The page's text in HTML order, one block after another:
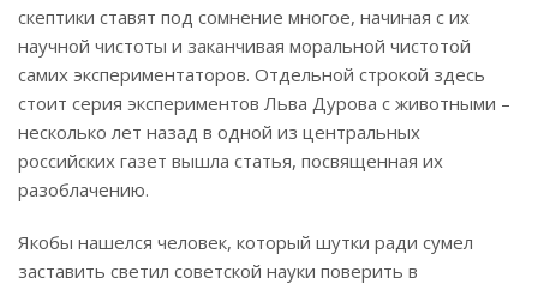
скептики ставят под сомнение многое, начиная с их
научной чистоты и заканчивая моральной чистотой
самих экспериментаторов. Отдельной строкой здесь
стоит серия экспериментов Льва Дурова с животными –
несколько лет назад в одной из центральных
российских газет вышла статья, посвященная их
разоблачению.
Якобы нашелся человек, который шутки ради сумел
заставить светил советской науки поверить в